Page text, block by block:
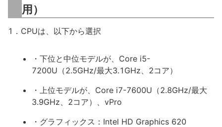
用）
1．CPUは、以下から選択
・下位と中位モデルが、Core i5-
7200U（2.5GHz/最大3.1GHz、2コア）
・上位モデルが、Core i7-7600U（2.8GHz/最大
3.9GHz、2コア）、vPro
・グラフィックス：Intel HD Graphics 620